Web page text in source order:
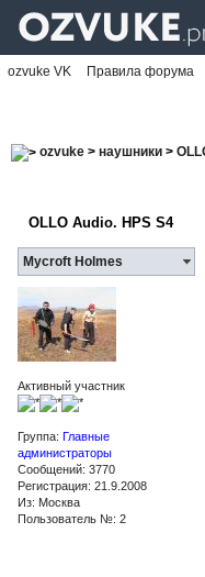
ozvuke VK Правила форума
ozvuke> наушники>
OLLO Audio. HPS S4
Mycroft Holmes
Активный участник
Группа: Главные
администраторы
Сообщений: 3770
Регистрация: 21.9.2008
Из: Москва
Пользователь №: 2